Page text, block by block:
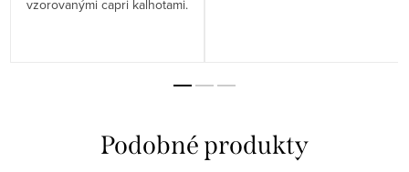
vzorovanými capri kalhotami.